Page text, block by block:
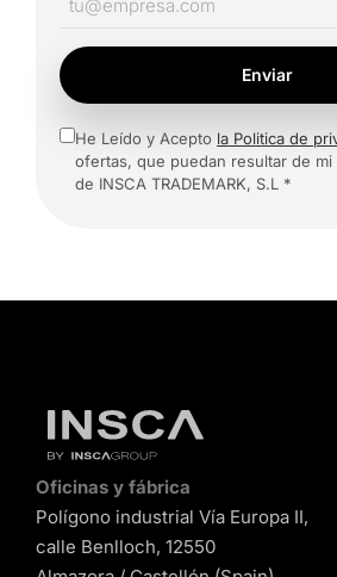
Enviar
He Leído y Acepto la Politica de
ofertas, que puedan resultar de
de INSCA TRADEMARK, S.L *
Oficinas y fábrica
Polígono industrial Vía Europa II,
calle Benlloch, 12550